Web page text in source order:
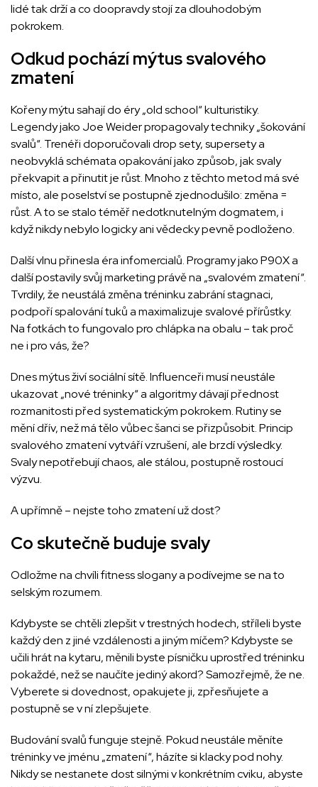
lidé tak drží a co doopravdy stojí za dlouhodobým
pokrokem.
Odkud pochází mýtus svalového
zmatení
Kořeny mýtu sahají do éry „old school“ kulturistiky.
Legendy jako Joe Weider propagovaly techniky „šokování
svalů“. Trenéři doporučovali drop sety, supersety a
neobvyklá schémata opakování jako způsob, jak svaly
překvapit a přinutit je růst. Mnoho z těchto metod má své
místo, ale poselství se postupně zjednodušilo: změna =
růst. A to se stalo téměř nedotknutelným dogmatem, i
když nikdy nebylo logicky ani vědecky pevně podloženo.
Další vlnu přinesla éra infomercialů. Programy jako P90X a
další postavily svůj marketing právě na „svalovém zmatení“.
Tvrdily, že neustálá změna tréninku zabrání stagnaci,
podpoří spalování tuků a maximalizuje svalové přírůstky.
Na fotkách to fungovalo pro chlápka na obalu – tak proč
ne i pro vás, že?
Dnes mýtus živí sociální sítě. Influenceři musí neustále
ukazovat „nové tréninky“ a algoritmy dávají přednost
rozmanitosti před systematickým pokrokem. Rutiny se
mění dřív, než má tělo vůbec šanci se přizpůsobit. Princip
svalového zmatení vytváří vzrušení, ale brzdí výsledky.
Svaly nepotřebují chaos, ale stálou, postupně rostoucí
výzvu.
A upřímně – nejste toho zmatení už dost?
Co skutečně buduje svaly
Odložme na chvíli fitness slogany a podívejme se na to
selským rozumem.
Kdybyste se chtěli zlepšit v trestných hodech, stříleli byste
každý den z jiné vzdálenosti a jiným míčem? Kdybyste se
učili hrát na kytaru, měnili byste písničku uprostřed tréninku
pokaždé, než se naučíte jediný akord? Samozřejmě, že ne.
Vyberete si dovednost, opakujete ji, zpřesňujete a
postupně se v ní zlepšujete.
Budování svalů funguje stejně. Pokud neustále měníte
tréninky ve jménu „zmatení“, házíte si klacky pod nohy.
Nikdy se nestanete dost silnými v konkrétním cviku, abyste